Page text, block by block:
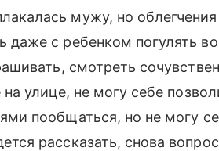
мужу, но облегчения
даже с ребенком погулять
смотреть
улице, не могу себе
пообщаться, но не могу
рассказать, снова